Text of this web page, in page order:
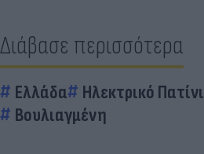
Διάβασε περισσότερα
Ελλάδα Ηλεκτρικό Πατίνι
Βουλιαγμένη